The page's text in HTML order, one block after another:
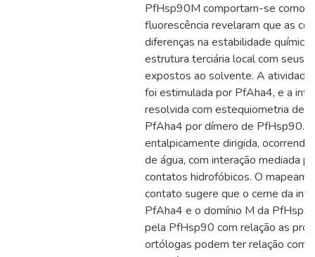
PfHsp90M comportam-se como
fluorescência revelaram que as
diferenças na estabilidade
estrutura terciária local com seus
expostos ao solvente. A
foi estimulada por PfAha4, e a
resolvida com estequiometria de
PfAha4 por dímero de PfHsp90.
entalpicamente dirigida,
de água, com interação mediada
contatos hidrofóbicos. O
contato sugere que o cerne da
PfAha4 e o domínio M da
pela PfHsp90 com relação as
ortólogas podem ter relação com